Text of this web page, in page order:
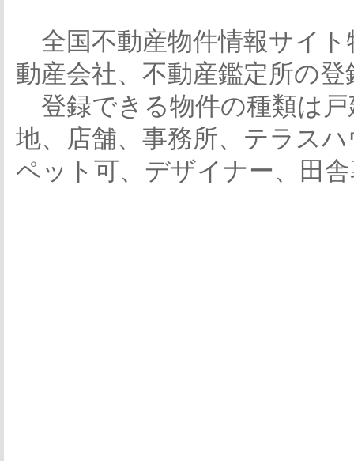
全国不動産物件情報サイト
動産会社、不動産鑑定所の
登録できる物件の種類は
地、店舗、事務所、テラス
ペット可、デザイナー、田